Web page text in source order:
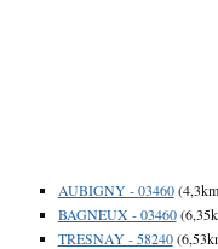
AUBIGNY - 03460
BAGNEUX - 03460
TRESNAY - 58240